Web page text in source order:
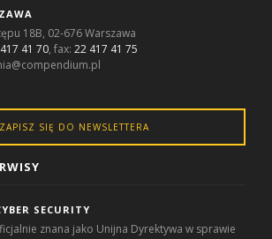
18B, 02-676 Warszawa
41 70, fax:22 417 41 75
ZAPISZ SIĘ DO NEWSLETTERA
SECURITY
znana jako Unijna Dyrektywa w sprawie